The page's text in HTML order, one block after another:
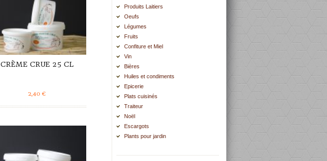
CRÈME CRUE 25 CL
2,40€
DÉTAILS
Produits Laitiers
Oeufs
Légumes
Fruits
Confiture et Miel
Vin
Bières
Huiles et condiments
Epicerie
Plats cuisinés
Traiteur
Noël
Escargots
Plants pour jardin